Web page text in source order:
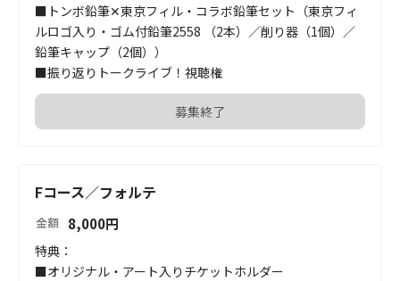
■トンボ鉛筆✕東京フィル・コラボ鉛筆セット（東京フィ
ルロゴ入り・ゴム付鉛筆2558 （2本）／削り器（1個）／
鉛筆キャップ（2個））
■振り返りトークライブ！視聴権
募集終了
Fコース／フォルテ
金額 8,000円
特典：
■オリジナル・アート入りチケットホルダー